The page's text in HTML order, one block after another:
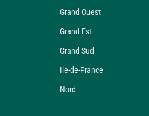
Grand Ouest
Grand Est
Grand Sud
Ile-de-France
Nord